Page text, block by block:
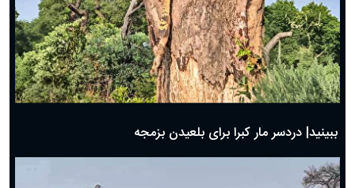
ببینید| دردسر مار کبرا برای بلعیدن بزمجه